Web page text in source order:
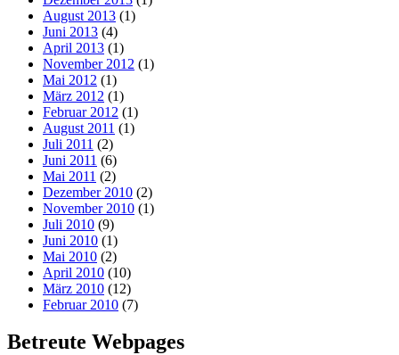
August 2013 (1)
Juni 2013 (4)
April 2013 (1)
November 2012 (1)
Mai 2012 (1)
März 2012 (1)
Februar 2012 (1)
August 2011 (1)
Juli 2011 (2)
Juni 2011 (6)
Mai 2011 (2)
Dezember 2010 (2)
November 2010 (1)
Juli 2010 (9)
Juni 2010 (1)
Mai 2010 (2)
April 2010 (10)
März 2010 (12)
Februar 2010 (7)
Betreute Webpages